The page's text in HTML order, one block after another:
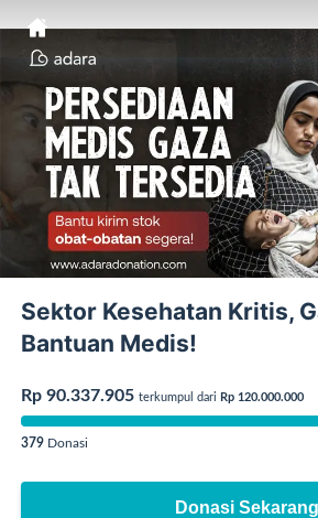
Sektor Kesehatan Kritis,
Bantuan Medis!
Rp 90.337.905 terkumpul dari Rp 120.000.000
379 Donasi
Donasi Sekarang